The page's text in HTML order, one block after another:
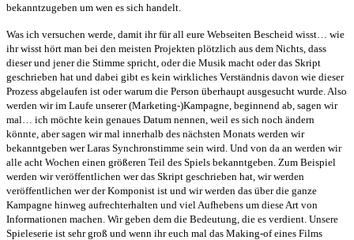
bekanntzugeben um wen es sich handelt.
Was ich versuchen werde, damit ihr für all eure Webseiten Bescheid wisst… wie
ihr wisst hört man bei den meisten Projekten plötzlich aus dem Nichts, dass
dieser und jener die Stimme spricht, oder die Musik macht oder das Skript
geschrieben hat und dabei gibt es kein wirkliches Verständnis davon wie dieser
Prozess abgelaufen ist oder warum die Person überhaupt ausgesucht wurde. Also
werden wir im Laufe unserer (Marketing-)Kampagne, beginnend ab, sagen wir
mal… ich möchte kein genaues Datum nennen, weil es sich noch ändern
könnte, aber sagen wir mal innerhalb des nächsten Monats werden wir
bekanntgeben wer Laras Synchronstimme sein wird. Und von da an werden wir
alle acht Wochen einen größeren Teil des Spiels bekanntgeben. Zum Beispiel
werden wir veröffentlichen wer das Skript geschrieben hat, wir werden
veröffentlichen wer der Komponist ist und wir werden das über die ganze
Kampagne hinweg aufrechterhalten und viel Aufhebens um diese Art von
Informationen machen. Wir geben dem die Bedeutung, die es verdient. Unsere
Spieleserie ist sehr groß und wenn ihr euch mal das Making-of eines Films